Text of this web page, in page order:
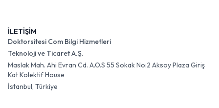
İLETİŞİM
Doktorsitesi Com Bilgi Hizmetleri
Teknoloji ve Ticaret A.Ş.
Maslak Mah. Ahi Evran Cd. A.O.S 55 Sokak No:2 Aksoy Plaza Giriş
Kat Kolektif House
İstanbul, Türkiye